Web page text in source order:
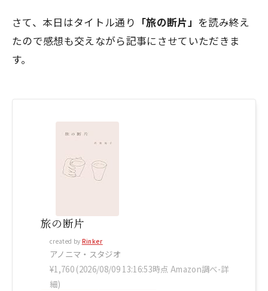
さて、本日はタイトル通り 「旅の断片」 を読み終え
たので感想も交えながら記事にさせていただきま
す。
旅の断片
created by Rinker
アノニマ・スタジオ
¥1,760 (2026/08/09 13:16:53時点 Amazon調べ-詳
細)